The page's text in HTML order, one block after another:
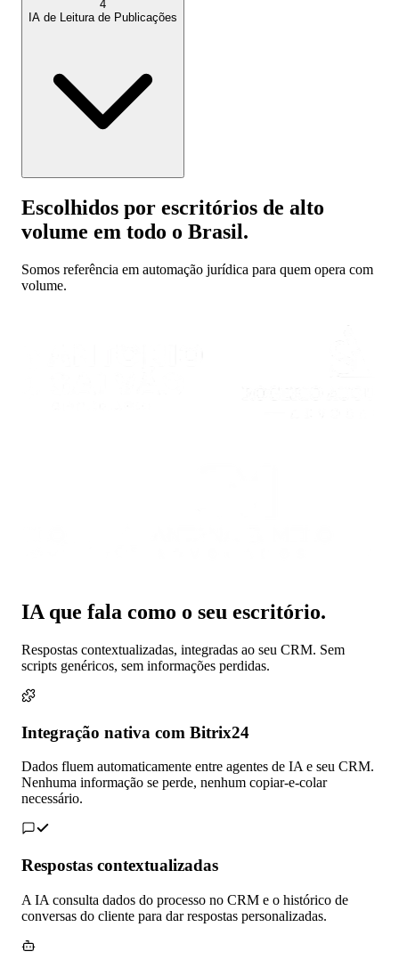
4
IA de Leitura de Publicações
Escolhidos por escritórios de alto
volume em todo o Brasil.
Somos referência em automação jurídica para quem opera com
volume.
IA que fala como o seu escritório.
Respostas contextualizadas, integradas ao seu CRM. Sem
scripts genéricos, sem informações perdidas.
Integração nativa com Bitrix24
Dados fluem automaticamente entre agentes de IA e seu CRM.
Nenhuma informação se perde, nenhum copiar-e-colar
necessário.
Respostas contextualizadas
A IA consulta dados do processo no CRM e o histórico de
conversas do cliente para dar respostas personalizadas.